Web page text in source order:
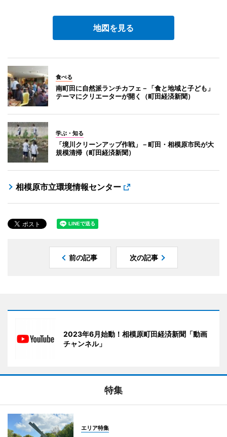
地図を見る
食べる
南町田に自然派ランチカフェ－「食と地域と子ども」
テーマにクリエーターが開く（町田経済新聞）
学ぶ・知る
「境川クリーンアップ作戦」－町田・相模原市民が大
規模清掃（町田経済新聞）
相模原市立環境情報センター
前の記事 次の記事
2023年6月始動！相模原町田経済新聞「動画
チャンネル」
特集
エリア特集